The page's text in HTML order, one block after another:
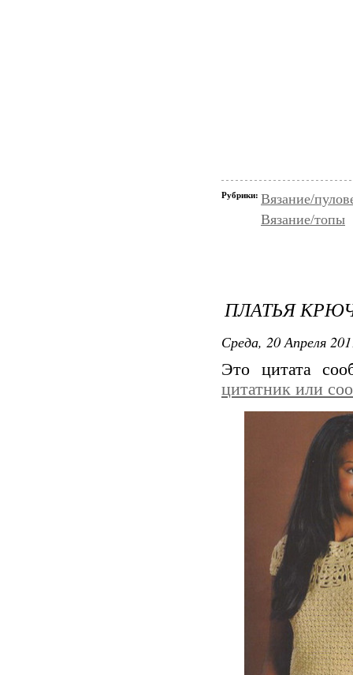
Рубрики: Вязание/
Вязание/топы
ПЛАТЬЯ
Среда, 20 Апреля
Это цитата
цитатник или